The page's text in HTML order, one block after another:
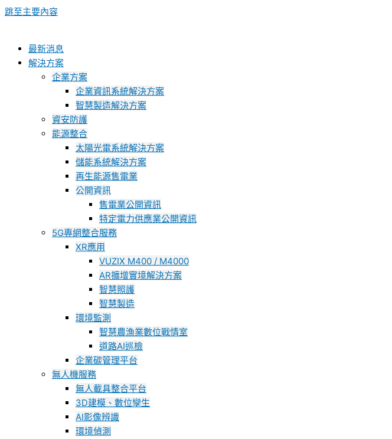
跳至主要內容
最新消息
解決方案
企業方案
企業資訊系統解決方案
智慧製造解決方案
資安防護
能源整合
太陽光電系統解決方案
儲能系統解決方案
再生能源售電業
公開資訊
售電業公開資訊
特定電力供應業公開資訊
5G專網整合服務
XR應用
VUZIX M400 / M4000
AR擴增實境解決方案
智慧照護
智慧製造
環境監測
智慧農漁業數位戰情室
道路AI巡檢
企業碳管理平台
無人機服務
無人載具整合平台
3D建模、數位孿生
AI影像辨識
環境偵測